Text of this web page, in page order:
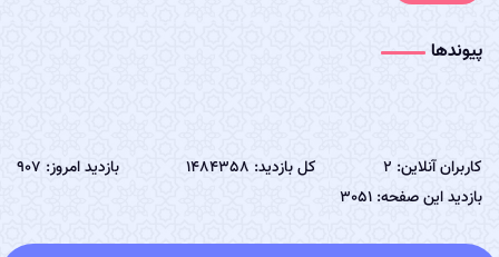
پیوندها
کاربران آنلاین: 2 کل بازدید: 1484358
بازدید امروز: 907
بازدید این صفحه: 3051